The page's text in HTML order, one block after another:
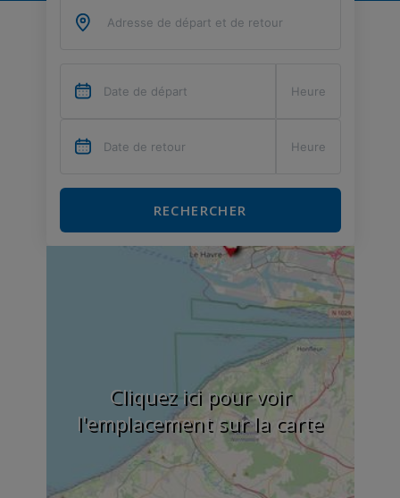
RECHERCHER
Cliquez ici pour voir
l'emplacement sur la carte